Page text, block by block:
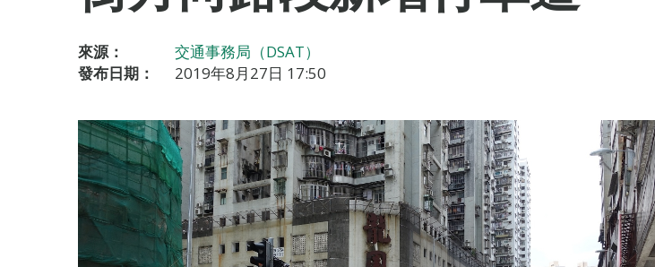
來源：
交通事務局（DSAT）
發布日期：
2019年8月27日 17:50